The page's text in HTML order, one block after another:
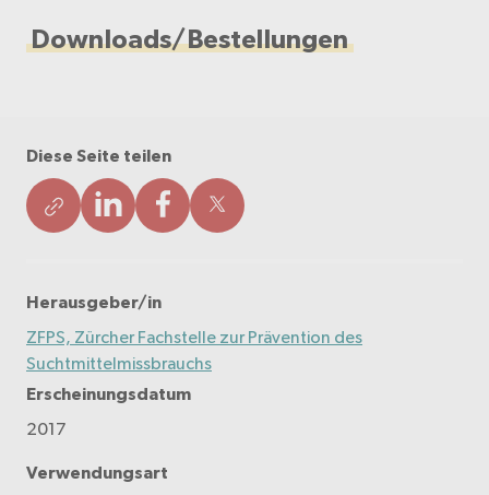
Downloads/Bestellungen
Diese Seite teilen
Herausgeber/in
ZFPS, Zürcher Fachstelle zur Prävention des
Suchtmittelmissbrauchs
Erscheinungsdatum
2017
Verwendungsart